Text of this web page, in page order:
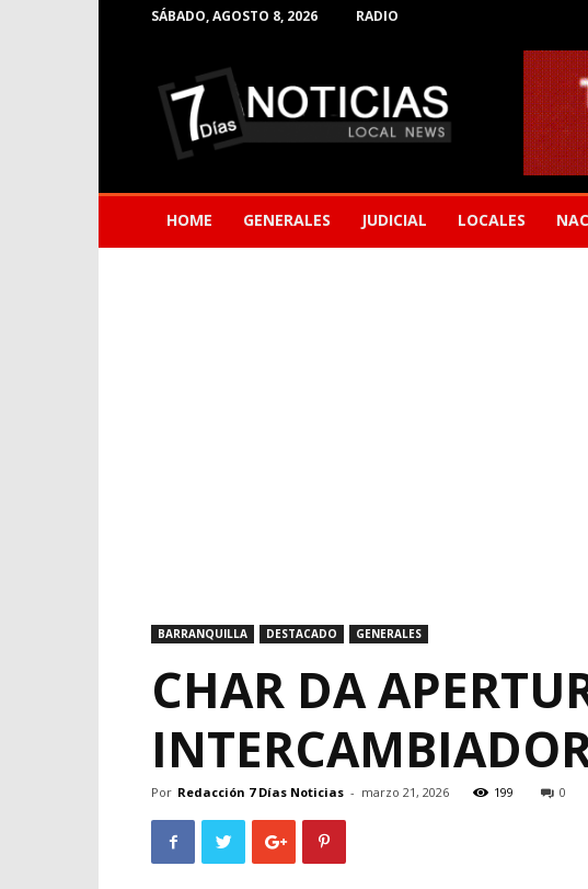
SÁBADO, AGOSTO 8, 2026 RADIO
Noticias
de
Barranquilla
HOME GENERALES JUDICIAL LOCALES
BARRANQUILLA DESTACADO GENERALES
CHAR DA
Por Redacción 7 Días Noticias - marzo 21, 2026 199 0